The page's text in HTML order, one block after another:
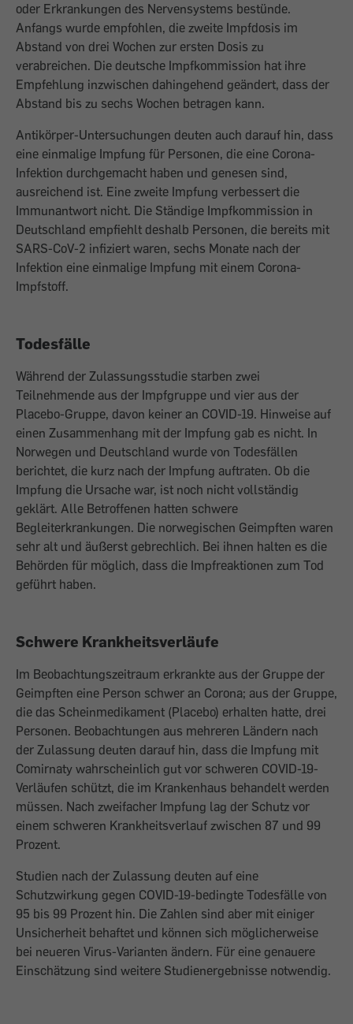
oder Erkrankungen des Nervensystems bestünde.
Anfangs wurde empfohlen, die zweite Impfdosis im
Abstand von drei Wochen zur ersten Dosis zu
verabreichen. Die deutsche Impfkommission hat ihre
Empfehlung inzwischen dahingehend geändert, dass der
Abstand bis zu sechs Wochen betragen kann.
Antikörper-Untersuchungen deuten auch darauf hin, dass
eine einmalige Impfung für Personen, die eine Corona-
Infektion durchgemacht haben und genesen sind,
ausreichend ist. Eine zweite Impfung verbessert die
Immunantwort nicht. Die Ständige Impfkommission in
Deutschland empfiehlt deshalb Personen, die bereits mit
SARS-CoV-2 infiziert waren, sechs Monate nach der
Infektion eine einmalige Impfung mit einem Corona-
Impfstoff.
Todesfälle
Während der Zulassungsstudie starben zwei
Teilnehmende aus der Impfgruppe und vier aus der
Placebo-Gruppe, davon keiner an COVID-19. Hinweise auf
einen Zusammenhang mit der Impfung gab es nicht. In
Norwegen und Deutschland wurde von Todesfällen
berichtet, die kurz nach der Impfung auftraten. Ob die
Impfung die Ursache war, ist noch nicht vollständig
geklärt. Alle Betroffenen hatten schwere
Begleiterkrankungen. Die norwegischen Geimpften waren
sehr alt und äußerst gebrechlich. Bei ihnen halten es die
Behörden für möglich, dass die Impfreaktionen zum Tod
geführt haben.
Schwere Krankheitsverläufe
Im Beobachtungszeitraum erkrankte aus der Gruppe der
Geimpften eine Person schwer an Corona; aus der Gruppe,
die das Scheinmedikament (Placebo) erhalten hatte, drei
Personen. Beobachtungen aus mehreren Ländern nach
der Zulassung deuten darauf hin, dass die Impfung mit
Comirnaty wahrscheinlich gut vor schweren COVID-19-
Verläufen schützt, die im Krankenhaus behandelt werden
müssen. Nach zweifacher Impfung lag der Schutz vor
einem schweren Krankheitsverlauf zwischen 87 und 99
Prozent.
Studien nach der Zulassung deuten auf eine
Schutzwirkung gegen COVID-19-bedingte Todesfälle von
95 bis 99 Prozent hin. Die Zahlen sind aber mit einiger
Unsicherheit behaftet und können sich möglicherweise
bei neueren Virus-Varianten ändern. Für eine genauere
Einschätzung sind weitere Studienergebnisse notwendig.